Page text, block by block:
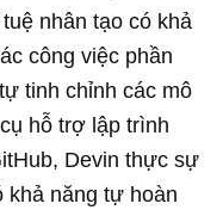
nhân tạo có khả
công việc phần
tinh chỉnh các mô
hỗ trợ lập trình
Devin thực sự
khả năng tự hoàn